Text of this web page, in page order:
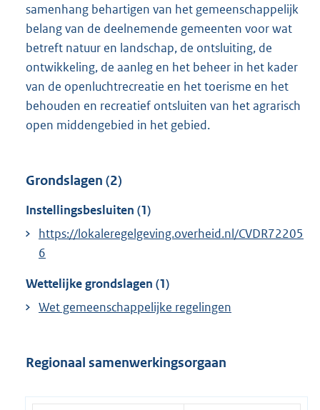
samenhang behartigen van het gemeenschappelijk
belang van de deelnemende gemeenten voor wat
betreft natuur en landschap, de ontsluiting, de
ontwikkeling, de aanleg en het beheer in het kader
van de openluchtrecreatie en het toerisme en het
behouden en recreatief ontsluiten van het agrarisch
open middengebied in het gebied.
Grondslagen (2)
Instellingsbesluiten (1)
https://lokaleregelgeving.overheid.nl/CVDR72205
6
Wettelijke grondslagen (1)
Wet gemeenschappelijke regelingen
Regionaal samenwerkingsorgaan